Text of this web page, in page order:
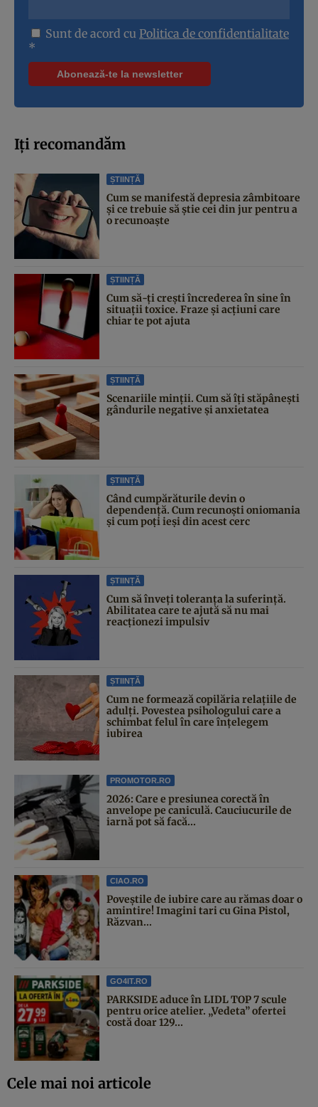
Sunt de acord cu Politica de confidentialitate
*
Iți recomandăm
ȘTIINȚĂ
Cum se manifestă depresia zâmbitoare
și ce trebuie să știe cei din jur pentru a
o recunoaște
ȘTIINȚĂ
Cum să-ți crești încrederea în sine în
situații toxice. Fraze și acțiuni care
chiar te pot ajuta
ȘTIINȚĂ
Scenariile minții. Cum să îți stăpânești
gândurile negative și anxietatea
ȘTIINȚĂ
Când cumpărăturile devin o
dependență. Cum recunoști oniomania
și cum poți ieși din acest cerc
ȘTIINȚĂ
Cum să înveți toleranța la suferință.
Abilitatea care te ajută să nu mai
reacționezi impulsiv
ȘTIINȚĂ
Cum ne formează copilăria relațiile de
adulți. Povestea psihologului care a
schimbat felul în care înțelegem
iubirea
PROMOTOR.RO
2026: Care e presiunea corectă în
anvelope pe caniculă. Cauciucurile de
iarnă pot să facă...
CIAO.RO
Poveştile de iubire care au rămas doar o
amintire! Imagini tari cu Gina Pistol,
Răzvan...
GO4IT.RO
PARKSIDE aduce în LIDL TOP 7 scule
pentru orice atelier. „Vedeta” ofertei
costă doar 129...
Cele mai noi articole